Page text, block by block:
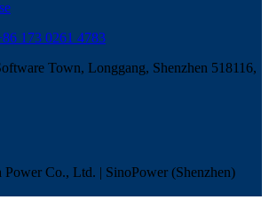
173 0261 4783
Town, Longgang, Shenzhen 518116,
Co., Ltd. | SinoPower (Shenzhen)